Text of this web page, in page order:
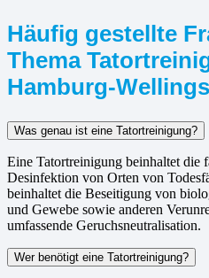
Häufig gestellte
Thema
Hamburg-
Was genau ist eine Tatortreinigung?
Eine Tatortreinigung beinhaltet die
Desinfektion von Orten von
beinhaltet die Beseitigung von
und Gewebe sowie anderen
umfassende Geruchsneutralisation.
Wer benötigt eine Tatortreinigung?